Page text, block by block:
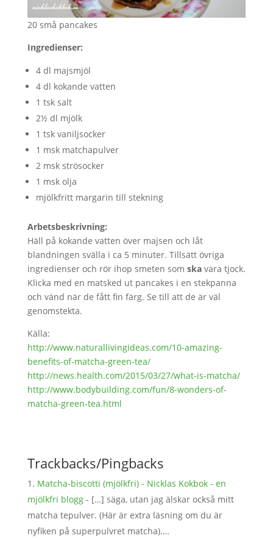
20 små pancakes
Ingredienser:
4 dl majsmjöl
4 dl kokande vatten
1 tsk salt
2½ dl mjölk
1 tsk vaniljsocker
1 msk matchapulver
2 msk strösocker
1 msk olja
mjölkfritt margarin till stekning
Arbetsbeskrivning:
Häll på kokande vatten över majsen och låt
blandningen svälla i ca 5 minuter. Tillsätt övriga
ingredienser och rör ihop smeten som skavara tjock.
Klicka med en matsked ut pancakes i en stekpanna
och vänd när de fått fin färg. Se till att de är väl
genomstekta.
Källa:
http://www.naturallivingideas.com/10-amazing-
benefits-of-matcha-green-tea/
http://news.health.com/2015/03/27/what-is-matcha/
http://www.bodybuilding.com/fun/8-wonders-of-
matcha-green-tea.html
Trackbacks/Pingbacks
Matcha-biscotti (mjölkfri) - Nicklas Kokbok - en
mjölkfri blogg- […] säga, utan jag älskar också mitt
matcha tepulver. (Här är extra läsning om du är
nyfiken på superpulvret matcha).…